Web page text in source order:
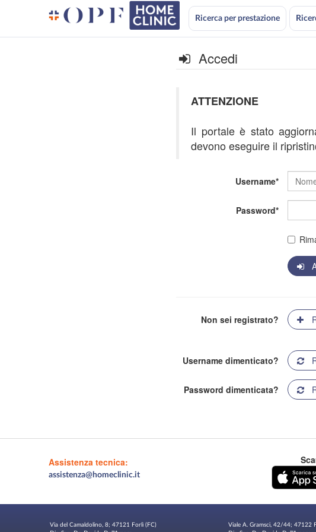
Ricerca per prestazione
Accedi
ATTENZIONE
Il portale è stato
devono eseguire il
Username
Password
Non sei registrato?
Username dimenticato?
Password dimenticata?
Assistenza tecnica:
assistenza@homeclinic.it
Via del Camaldolino, 8; 47121 Forlì (FC)
Viale A. Gramsci, 42/44; 47122